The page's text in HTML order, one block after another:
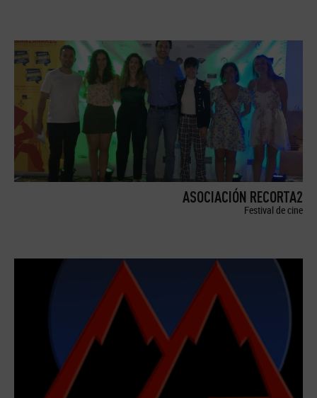
ASOCIACIÓN RECORTA2
Festival de cine